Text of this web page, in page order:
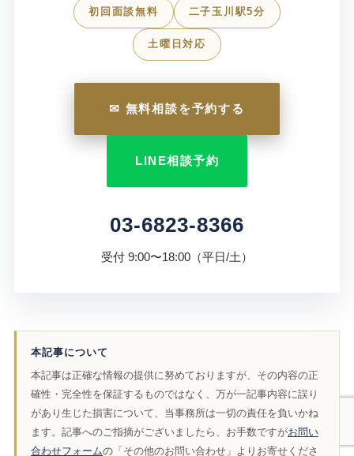
初回面談無料 二子玉川駅5分
土曜日対応
✉ 無料相談を予約する
LINE相談予約
03-6823-8366
受付 9:00〜18:00（平日/土）
本記事について
本記事は正確な情報の提供に努めておりますが、その内容の正
確性・完全性を保証するものではなく、万が一記事内容に誤り
があり生じた損害について、当事務所は一切の責任を負いかね
ます。記事へのご指摘がございましたら、お手数ですがお問い
合わせフォームの「その他のお問い合わせ」よりお寄せくださ